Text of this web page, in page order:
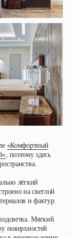
«Комфортный
, поэтому здесь
лёгкий
на светлой
и фактур.
Мягкий
поверхностей